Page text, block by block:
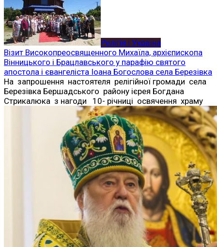
Релігія і Україна
Візит Високопреосвященного Михаїла, архієпископа
Вінницького і Брацлавського у парафію святого
апостола і євангеліста Іоана Богослова села Березівка
На запрошення настоятеля релігійної громади села
Березівка Бершадського району ієрея Богдана
Стрикалюка з нагоди 10- річниці освячення храму